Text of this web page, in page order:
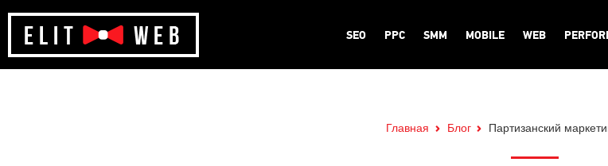
SEO PPC SMM MOBILE WEB
Главная Блог Партизанский